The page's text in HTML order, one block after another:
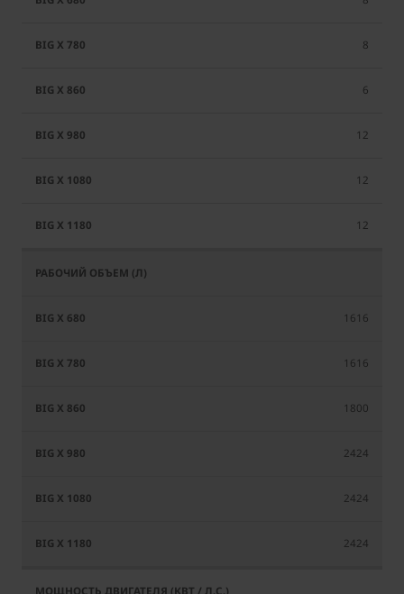
8
6
12
12
12
1616
1616
1800
2424
2424
2424